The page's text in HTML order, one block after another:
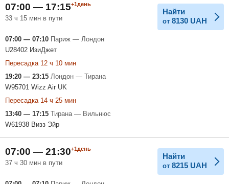
07:00 — 17:15+1день
33 ч 15 мин в пути
Найти
от 8130 UAH
07:00 — 07:10 Париж — Лондон
U28402 ИзиДжет
Пересадка 12 ч 10 мин
19:20 — 23:15 Лондон — Тирана
W95701 Wizz Air UK
Пересадка 14 ч 25 мин
13:40 — 17:15 Тирана — Вильнюс
W61938 Визз Эйр
07:00 — 21:30+1день
37 ч 30 мин в пути
Найти
от 8215 UAH